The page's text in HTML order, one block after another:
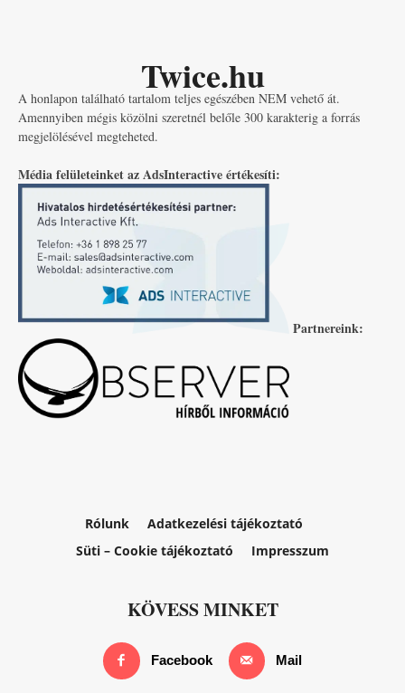
Twice.hu
A honlapon található tartalom teljes egészében NEM vehető át.
Amennyiben mégis közölni szeretnél belőle 300 karakterig a forrás
megjelölésével megteheted.
Média felületeinket az AdsInteractive értékesíti:
Partnereink:
Rólunk
Adatkezelési tájékoztató
Süti – Cookie tájékoztató
Impresszum
KÖVESS MINKET
Facebook Mail